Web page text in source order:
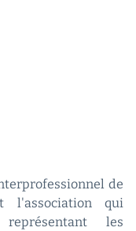
de
l'association qui
les